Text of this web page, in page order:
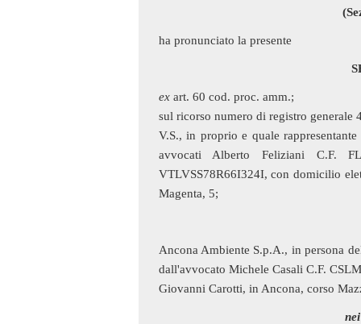
ha pronunciato la presente
exart. 60 cod. proc. amm.;
sul ricorso numero di registro generale
V.S., in proprio e quale
avvocati Alberto Feliziani C.F.
VTLVSS78R66I324I, con domicilio
Magenta, 5;
Ancona Ambiente S.p.A., in persona
dall'avvocato Michele Casali C.F.
Giovanni Carotti, in Ancona, corso